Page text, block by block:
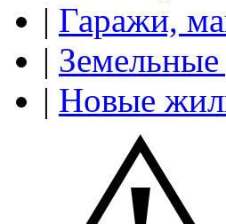
| Гаражи,
| Земельные
| Новые